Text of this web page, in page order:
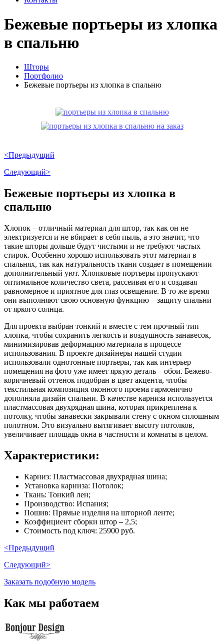
Бежевые портьеры из хлопка
в спальню
Шторы
Портфолио
Бежевые портьеры из хлопка в спальню
<Предыдущий
Следующий>
Бежевые портьеры из хлопка в
спальню
Хлопок – отличный материал для штор, так как он не
электризуется и не вбирает в себя пыль, а это значит, что
такие шторы дольше будут чистыми и не требуют частых
стирок. Особенно хорошо использовать этот материал в
спальнях, так как натуральность ткани создает в помещении
дополнительный уют. Хлопковые портьеры пропускают
оптимальное количество света, рассеивая его и создавая
равномерное и приятное для глаз освещение. В то же время
они выполняют свою основную функцию – защиту спальни
от яркого солнца.
Для проекта выбран тонкий и вместе с тем прочный тип
хлопка, чтобы сохранить легкость и воздушность занавесок,
минимизировав деформацию материала в процессе
использования. В проекте дизайнеры нашей студии
использовали однотонные портьеры, так как интерьер
помещения на фото уже имеет яркую деталь – обои. Бежево-
коричневый оттенок подобран в цвет акцента, чтобы
текстильная композиция оконного проема гармонично
дополняла дизайн спальни. В качестве карниза используется
пластмассовая двухрядная шина, которая прикреплена к
потолку, чтобы занавески закрывали стену с окном сплошным
полотном. Это визуально вытягивает высоту потолков,
увеличивает площадь окна в частности и комнаты в целом.
Характеристики:
Карниз: Пластмассовая двухрядная шина;
Установка карниза: Потолок;
Ткань: Тонкий лен;
Производство: Испания;
Пошив: Прямые изделия на шторной ленте;
Коэффициент сборки штор – 2,5;
Стоимость под ключ: 25900 руб.
<Предыдущий
Следующий>
Заказать подобную модель
Как мы работаем